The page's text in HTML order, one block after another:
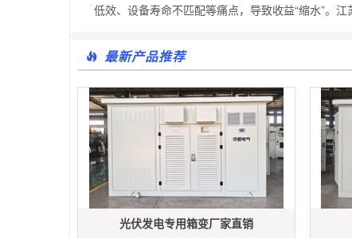
低效、设备寿命不匹配等痛点，导致收益“缩水”。
最新产品推荐
光伏发电专用箱变厂家直销